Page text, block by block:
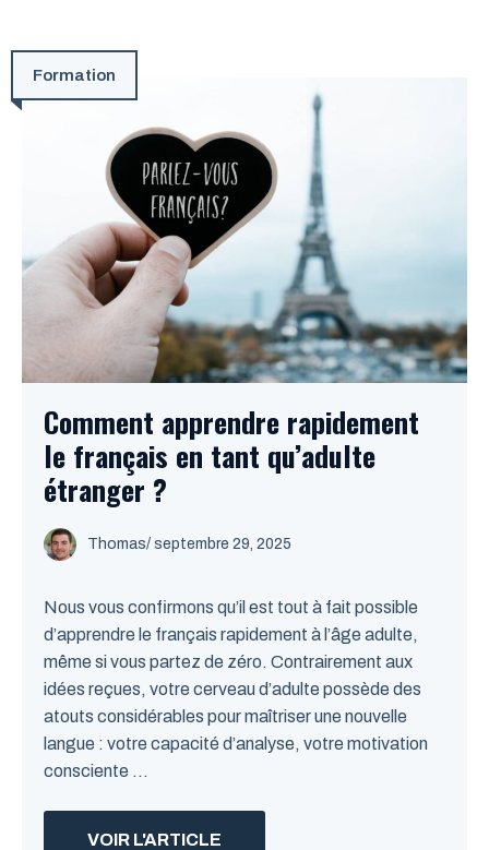
Formation
Comment apprendre rapidement
le français en tant qu’adulte
étranger ?
Thomas/ septembre 29, 2025
Nous vous confirmons qu’il est tout à fait possible
d’apprendre le français rapidement à l’âge adulte,
même si vous partez de zéro. Contrairement aux
idées reçues, votre cerveau d’adulte possède des
atouts considérables pour maîtriser une nouvelle
langue : votre capacité d’analyse, votre motivation
consciente ...
VOIR L'ARTICLE